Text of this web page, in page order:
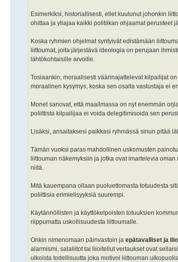
Esimerkiksi, historiallisesti, ellet kuulunut johonkin
ohittaa ja yliajaa kaikki politiikan ohjaamat perusteet
Koska ryhmien ohjelmat syntyivät edistämään
liittoumat, joita järjestävä ideologia on perujaan
lähtökohtaisille arvoille.
Tosiaankin, moraalisesti väärinajattelevat kilpailijat
moraalinen kysymys, koska sen osalta vastustaja ei
Monet sanovat, että maailmassa on nyt enemmän
poliittista kilpailijaa ei voida delegitimisoida sen
Lisäksi, ansaitaksesi paikkasi ryhmässä sinun pitää
Tämän vuoksi paras mahdollinen uskomusten
liittouman näkemyksiin ja jotka ovat imartelevia
niitä.
Mitä kauempana ollaan puoluettomasta totuudesta
poliittisia erimielisyyksiä suurempi.
Käytännöllisten ja käyttökelpoisten totuuksien
riippumatta uskollisuudesta liittoumalle.
Onkin nimenomaan päinvastoin ja epätavalliset ja
alarmismi, salaliitot tai liioitellut vertaukset ovat
ulkoista todellisuutta joka motivoi liittouman